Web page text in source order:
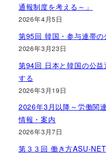
通報制度を考える～」
2026年4月5日
第95回 韓国・参与連帯
2026年3月23日
第94回 日本と韓国の公
する
2026年3月19日
2026年3月以降～労働関
情報・案内
2026年3月7日
第３３回 働き方ASU-